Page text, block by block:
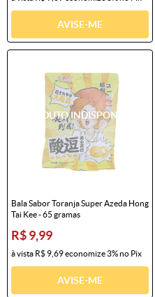
AVISE-ME
Bala Sabor Toranja Super Azeda Hong
Tai Kee - 65 gramas
R$ 9,99
à vista R$ 9,69economize3%no Pix
AVISE-ME